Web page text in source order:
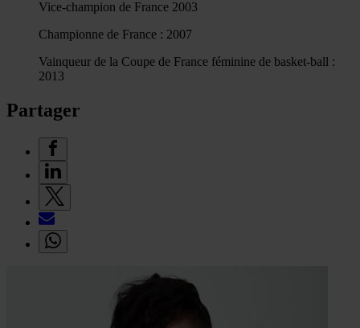
Vice-champion de France 2003
Championne de France : 2007
Vainqueur de la Coupe de France féminine de basket-ball :
2013
Partager